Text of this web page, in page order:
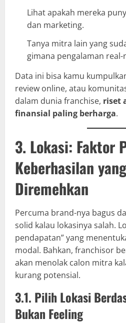
Lihat apakah mereka
dan marketing.
Tanya mitra lain yang
gimana pengalaman real-
Data ini bisa kamu
review online, atau
dalam dunia franchise, riset
finansial paling berharga.
3. Lokasi: Faktor
Keberhasilan
Diremehkan
Percuma brand-nya bagus
solid kalau lokasinya salah.
pendapatan” yang
modal. Bahkan, franchisor
akan menolak calon mitra
kurang potensial.
3.1. Pilih Lokasi
Bukan Feeling